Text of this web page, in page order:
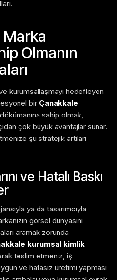
Marka
Olmanın
kurumsallaşmayı hedefleyen
bir Çanakkale
dökümanına sahip olmak,
çok büyük avantajlar sunar.
şu stratejik artıları
ve Hatalı Baskı
ya da tasarımcıyla
görsel dünyasını
aramak zorunda
kurumsal kimlik
teslim etmeniz, iş
ve hatasız üretimi yapması